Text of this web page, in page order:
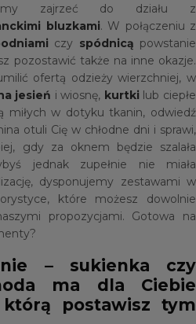
zajrzeć do działu z
bluzkami. W połączeniu z
czy spódnicą powstanie
pozostawić także na inne okazje.
ofertą odzieży wierzchniej, w
jesień i wiosnę, kurtki lub ciepłe
miłych w dotyku tkanin, odwiedź
otuli Cię w chłodne dni i sprawi,
gdy za oknem będzie szalała
jednak zupełnie nie miała
dysponujemy zestawami w
które możesz dowolnie
propozycjami. Gotowa na
– sukienka czy
ma dla Ciebie
postawisz tym